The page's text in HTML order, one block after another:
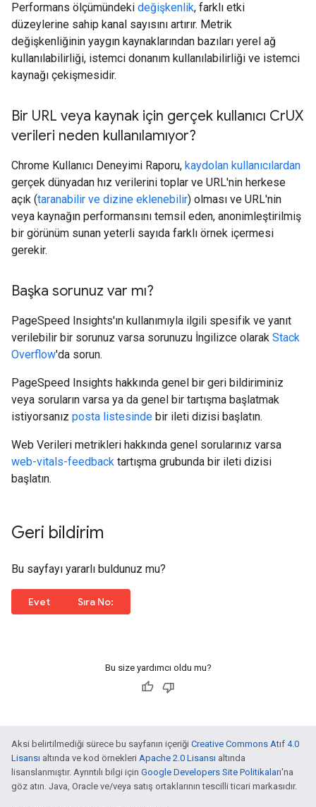
Performans ölçümündeki değişkenlik, farklı etki
düzeylerine sahip kanal sayısını artırır. Metrik
değişkenliğinin yaygın kaynaklarından bazıları yerel ağ
kullanılabilirliği, istemci donanım kullanılabilirliği ve istemci
kaynağı çekişmesidir.
Bir URL veya kaynak için gerçek kullanıcı CrUX
verileri neden kullanılamıyor?
Chrome Kullanıcı Deneyimi Raporu, kaydolan kullanıcılardan
gerçek dünyadan hız verilerini toplar ve URL'nin herkese
açık (taranabilir ve dizine eklenebilir) olması ve URL'nin
veya kaynağın performansını temsil eden, anonimleştirilmiş
bir görünüm sunan yeterli sayıda farklı örnek içermesi
gerekir.
Başka sorunuz var mı?
PageSpeed Insights'ın kullanımıyla ilgili spesifik ve yanıt
verilebilir bir sorunuz varsa sorunuzu İngilizce olarak Stack
Overflow'da sorun.
PageSpeed Insights hakkında genel bir geri bildiriminiz
veya soruların varsa ya da genel bir tartışma başlatmak
istiyorsanız posta listesinde bir ileti dizisi başlatın.
Web Verileri metrikleri hakkında genel sorularınız varsa
web-vitals-feedback tartışma grubunda bir ileti dizisi
başlatın.
Geri bildirim
Bu sayfayı yararlı buldunuz mu?
Evet ziyaret edin.
Sıra No:
Bu size yardımcı oldu mu?
Aksi belirtilmediği sürece bu sayfanın içeriği Creative Commons Atıf 4.0
Lisansı altında ve kod örnekleri Apache 2.0 Lisansı altında
lisanslanmıştır. Ayrıntılı bilgi için Google Developers Site Politikaları'na
göz atın. Java, Oracle ve/veya satış ortaklarının tescilli ticari markasıdır.